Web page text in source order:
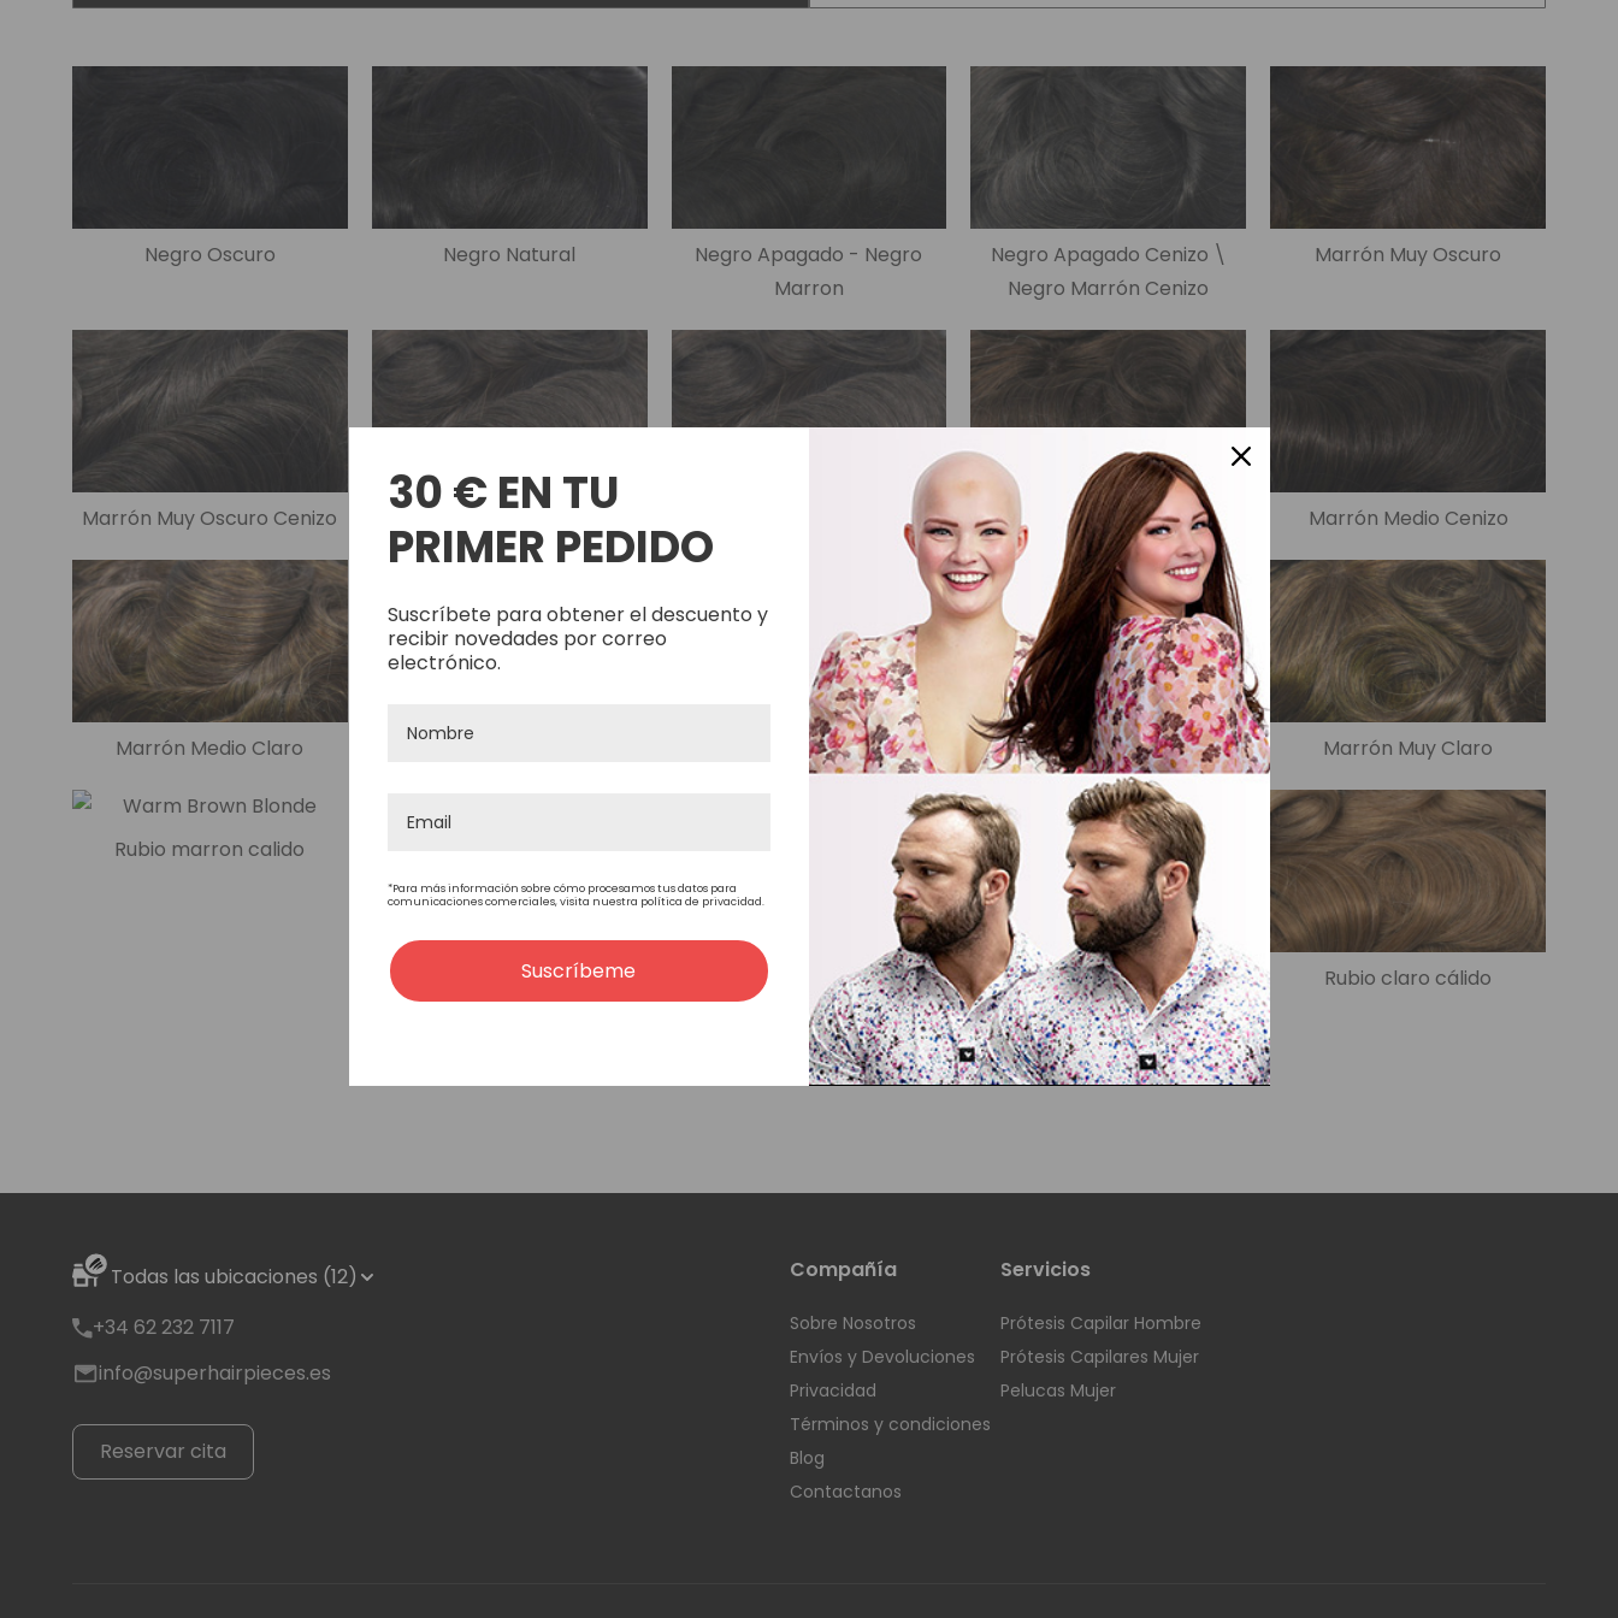
Negro Oscuro Negro Natural
Negro Apagado - Negro
Marron
Negro Apagado Cenizo \
Negro Marrón Cenizo
Marrón Muy Oscuro
Marrón Muy Oscuro Cenizo Marrón Oscuro Cenizo Marrón Medio Marrón Medio Cenizo
Marrón Medio Claro Marrón calido medio claro
Marrón Claro
Marrón calido claro Marrón Muy Claro
Rubio marron calido
Rubio Oscuro Cenizo Rubio Claro Cenizo Rubio claro cálido
Mostrar más
Todas las ubicaciones (12)
+34 62 232 7117
info@superhairpieces.es
Reservar cita
Compañía
Sobre Nosotros
Envíos y Devoluciones
Privacidad
Términos y condiciones
Blog
Contactanos
Servicios
Prótesis Capilar Hombre
Prótesis Capilares Mujer
Pelucas Mujer
30 € EN TU
PRIMER PEDIDO
Suscríbete para obtener el descuento y
recibir novedades por correo
electrónico.
*Para más información sobre cómo procesamos tus datos para
comunicaciones comerciales, visita nuestra política de privacidad.
Suscríbeme